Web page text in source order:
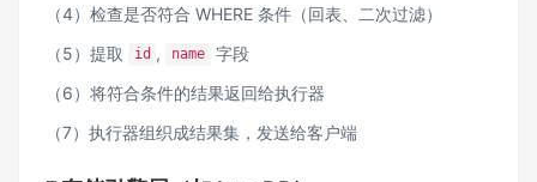
（4）检查是否符合 WHERE 条件（回表、二次过滤）
（5）提取
id , name
字段
（6）将符合条件的结果返回给执行器
（7）执行器组织成结果集，发送给客户端